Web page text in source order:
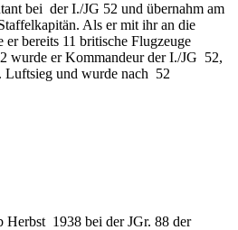
bei der I./JG 52 und übernahm am
Als er mit ihr an die
bereits 11 britische Flugzeuge
wurde er Kommandeur der I./JG 52,
Luftsieg und wurde nach 52
Herbst 1938 bei der JGr. 88 der